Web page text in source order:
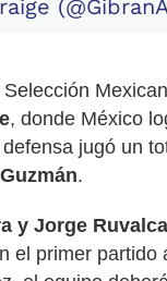
, donde México
jugó un
.
y Jorge
el primer partido